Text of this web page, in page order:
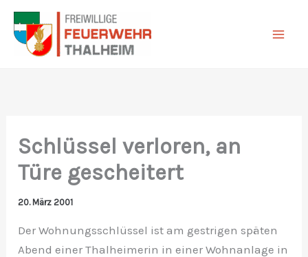
Zum
Inhalt
springen
Schlüssel verloren, an
Türe gescheitert
20. März 2001
Der Wohnungsschlüssel ist am gestrigen späten
Abend einer Thalheimerin in einer Wohnanlage in